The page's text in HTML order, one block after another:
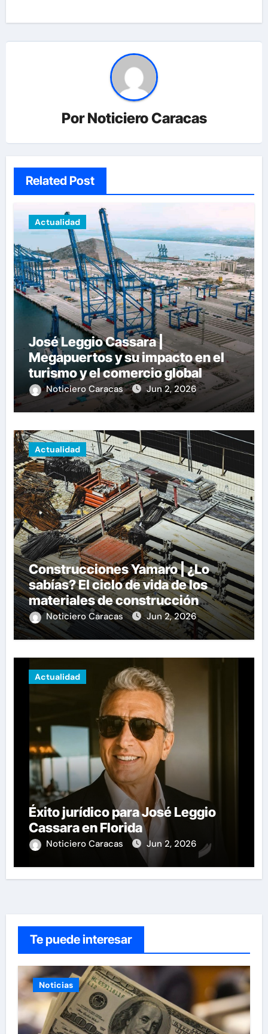
PorNoticiero Caracas
Related Post
Actualidad
José Leggio Cassara |
Megapuertos y su impacto en el
turismo y el comercio global
Noticiero Caracas Jun 2, 2026
Actualidad
Construcciones Yamaro | ¿Lo
sabías? El ciclo de vida de los
materiales de construcción
revoluciona eficiencia en
proyectos modernos
Noticiero Caracas Jun 2, 2026
Actualidad
Éxito jurídico para José Leggio
Cassara en Florida
Noticiero Caracas Jun 2, 2026
Te puede interesar
Noticias